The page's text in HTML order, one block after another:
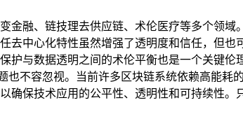
金融、链技理去供应链、术伦医疗等多个领
中心化特性虽然增强了透明度和信任，但
与数据透明之间的术伦平衡也是一个关键
不容忽视。当前许多区块链系统依赖高能耗
保技术应用的公平性、透明性和可持续性